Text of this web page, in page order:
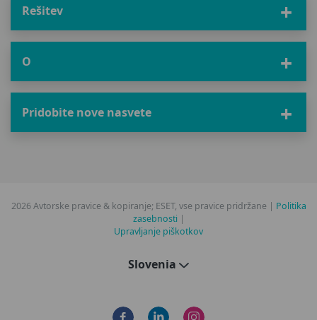
Rešitev
O
Pridobite nove nasvete
2026 Avtorske pravice & kopiranje; ESET, vse pravice pridržane | Politika
zasebnosti |
Upravljanje piškotkov
Slovenia